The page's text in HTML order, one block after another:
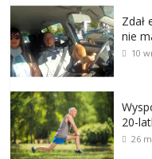
Zdał
nie
10
20-
26